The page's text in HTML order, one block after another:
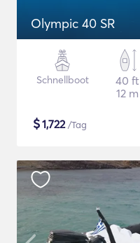
Olympic 40 SR
Schnellboot
40 ft
12 m
$1,722/Tag